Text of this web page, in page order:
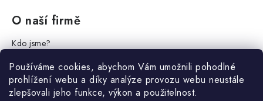
Používáme cookies, abychom Vám umožnili pohodlné
prohlížení webu a díky analýze provozu webu neustále
zlepšovali jeho funkce, výkon a použitelnost.
O naší firmě
Kdo jsme?
Kontakty
Prodejna - Rýmařov
Názory a reference